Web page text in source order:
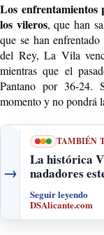
Los enfrentamientos
los vileros, que han
que se han
del Rey, La Vila
mientras que el
Pantano por 36-24.
momento y no pondrá
→
TAMBIÉN
La histórica
nadadores
Seguir leyendo
DSAlicante.com